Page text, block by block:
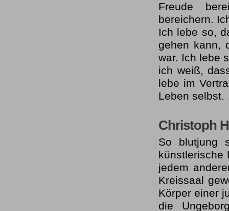
Freude
bereichern.
Ich lebe so,
gehen kann,
war. Ich lebe
ich weiß,
lebe im
Leben
Christoph
So blutjung
künstlerische
jedem
Kreissaal
Körper einer
die